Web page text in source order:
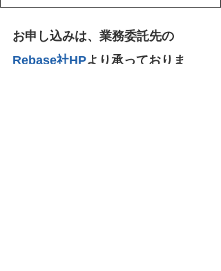
お申し込みは、 業務委託先の
Rebase社HPより承っておりま